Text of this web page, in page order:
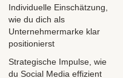
Individuelle Einschätzung,
wie du dich als
Unternehmermarke klar
positionierst
Strategische Impulse, wie
du Social Media effizient